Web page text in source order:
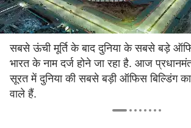
सबसे ऊंची मूर्ति के बाद दुनिया के सबसे बड़े
भारत के नाम दर्ज होने जा रहा है. आज
सूरत में दुनिया की सबसे बड़ी ऑफिस बिल्डिंग
वाले हैं.